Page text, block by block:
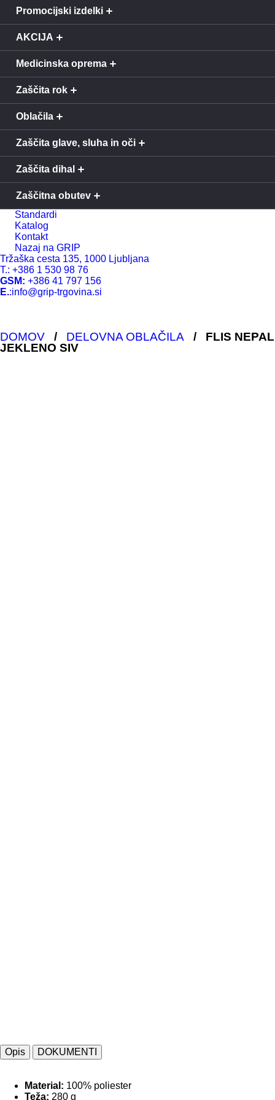
Promocijski izdelki
AKCIJA
Medicinska oprema
Zaščita rok
Oblačila
Zaščita glave, sluha in oči
Zaščita dihal
Zaščitna obutev
Standardi
Katalog
Kontakt
Nazaj na GRIP
Tržaška cesta 135, 1000 Ljubljana
T.: +386 1 530 98 76
GSM: +386 41 797 156
E.:info@grip-trgovina.si
DOMOV / DELOVNA OBLAČILA /
FLIS NEPAL
JEKLENO SIV
Opis DOKUMENTI
Material: 100% poliester
Teža: 280 g